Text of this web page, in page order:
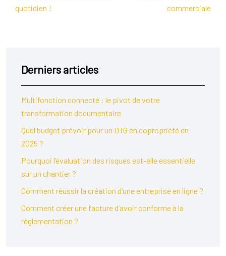
quotidien !
commerciale
Derniers articles
Multifonction connecté : le pivot de votre
transformation documentaire
Quel budget prévoir pour un DTG en copropriété en
2025 ?
Pourquoi l’évaluation des risques est-elle essentielle
sur un chantier ?
Comment réussir la création d’une entreprise en ligne ?
Comment créer une facture d’avoir conforme à la
réglementation ?